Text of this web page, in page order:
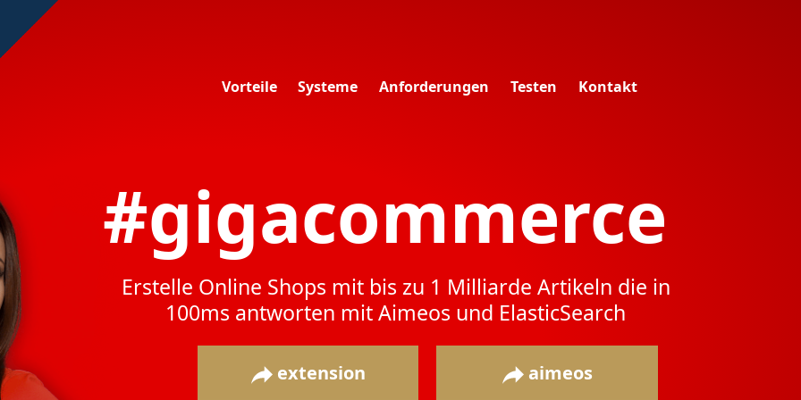
Vorteile Systeme Anforderungen Testen Kontakt
#gigacommerce
Erstelle Online Shops mit bis zu 1 Milliarde Artikeln die in
100ms antworten mit Aimeos und ElasticSearch
extension aimeos